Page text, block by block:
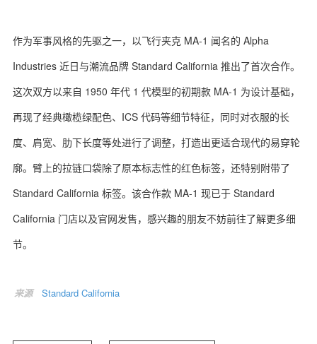
作为军事风格的先驱之一，以飞行夹克 MA-1 闻名的 Alpha
Industries 近日与潮流品牌 Standard California 推出了首次合作。
这次双方以来自 1950 年代 1 代模型的初期款 MA-1 为设计基础，
再现了经典橄榄绿配色、ICS 代码等细节特征，同时对衣服的长
度、肩宽、肋下长度等处进行了调整，打造出更适合现代的易穿轮
廓。臂上的拉链口袋除了原本标志性的红色标签，还特别附带了
Standard California 标签。该合作款 MA-1 现已于 Standard
California 门店以及官网发售，感兴趣的朋友不妨前往了解更多细
节。
来源 Standard California